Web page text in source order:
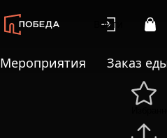
Войти
Мероприятия
Заказ